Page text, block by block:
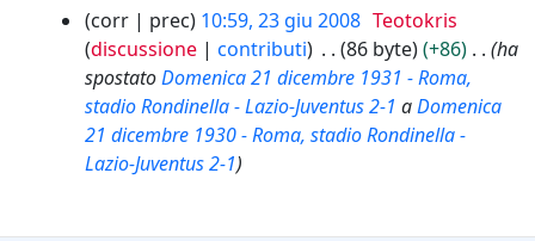
corr prec 10:59, 23 giu 2008 Teotokris
discussione
contributi 86 byte +86
ha
spostatoDomenica 21 dicembre 1931 - Roma,
stadio Rondinella - Lazio-Juventus 2-1 aDomenica
21 dicembre 1930 - Roma, stadio Rondinella -
Lazio-Juventus 2-1